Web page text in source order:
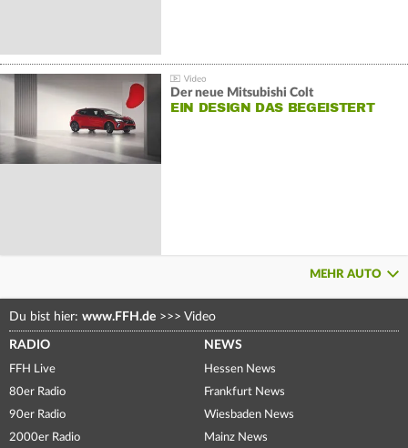
Der neue Mitsubishi Colt
EIN DESIGN DAS BEGEISTERT
MEHR AUTO
Du bist hier: www.FFH.de >>> Video
RADIO
FFH Live
80er Radio
90er Radio
2000er Radio
NEWS
Hessen News
Frankfurt News
Wiesbaden News
Mainz News